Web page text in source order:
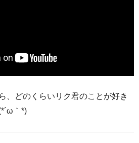
、どのくらいリク君のことが好き
｀*)